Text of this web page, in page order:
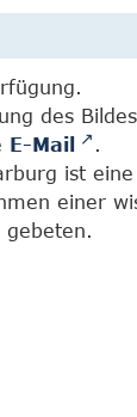
des
E-Mail
.
ist
einer
gebeten.